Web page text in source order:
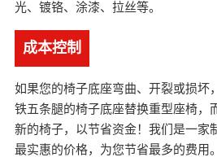
光、镀铬、涂漆、拉丝等。
成本控制
如果您的椅子底座弯曲、开裂或损坏
铁五条腿的椅子底座替换重型座椅，
新的椅子，以节省资金！我们是一家
最实惠的价格，为您节省最多的费用。